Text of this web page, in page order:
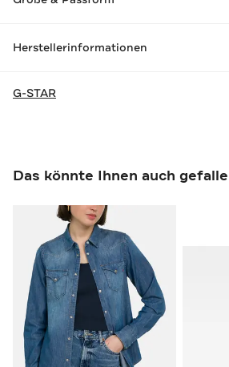
Herstellerinformationen
G-STAR
Das könnte Ihnen auch